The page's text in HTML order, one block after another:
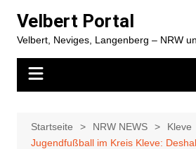
Inhalt
springen
Velbert Portal
Velbert, Neviges, Langenberg – NRW
Startseite NRW NEWS
Kleve
Jugendfußball im Kreis Kleve: